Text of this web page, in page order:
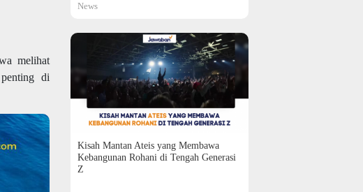
melihat
di
News
Kisah Mantan Ateis yang Membawa
Kebangunan Rohani di Tengah Generasi
Z